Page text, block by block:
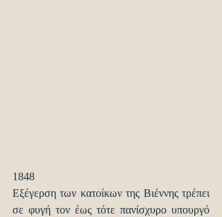
1848
Εξέγερση των κατοίκων της Βιέννης τρέπει
σε φυγή τον έως τότε πανίσχυρο υπουργό